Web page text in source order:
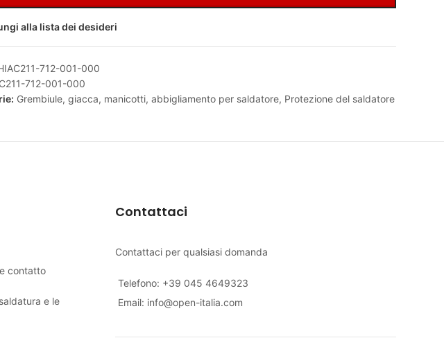
alla lista dei desideri
712-001-000
712-001-000
Grembiule, giacca, manicotti, abbigliamento per saldatore, Protezione del saldatore
contatto
e le
Contattaci
Contattaci per qualsiasi domanda
Telefono: +39 045 4649323
Email: info@open-italia.com